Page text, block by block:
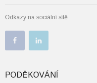
Odkazy na sociální sítě
PODĚKOVÁNÍ